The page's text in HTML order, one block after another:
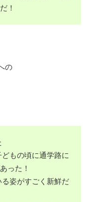
！
の
もの頃に通学路に
った！
る姿がすごく新鮮だ